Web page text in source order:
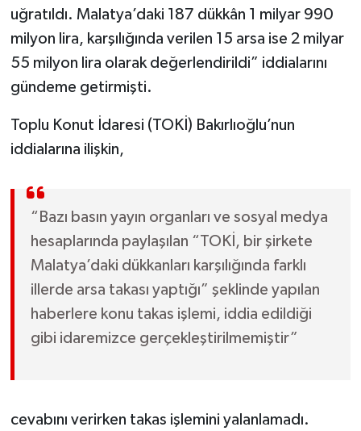
uğratıldı. Malatya’daki 187 dükkân 1 milyar 990
milyon lira, karşılığında verilen 15 arsa ise 2 milyar
55 milyon lira olarak değerlendirildi” iddialarını
gündeme getirmişti.
Toplu Konut İdaresi (TOKİ) Bakırlıoğlu’nun
iddialarına ilişkin,
“Bazı basın yayın organları ve sosyal medya
hesaplarında paylaşılan “TOKİ, bir şirkete
Malatya’daki dükkanları karşılığında farklı
illerde arsa takası yaptığı” şeklinde yapılan
haberlere konu takas işlemi, iddia edildiği
gibi idaremizce gerçekleştirilmemiştir”
cevabını verirken takas işlemini yalanlamadı.